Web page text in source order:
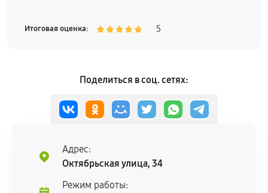
Итоговая оценка: 5
Поделиться в соц. сетях:
Адрес:
Октябрьская улица, 34
Режим работы: